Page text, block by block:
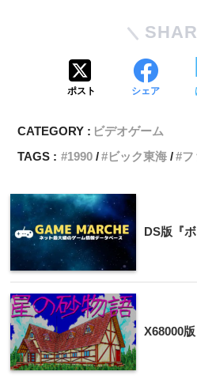
ポスト シェア
CATEGORY : ビデオゲーム
TAGS :
1990 ビック東海 フ
DS版『
X68000版